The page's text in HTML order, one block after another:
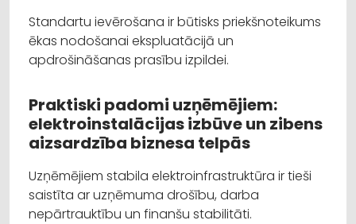
Standartu ievērošana ir būtisks priekšnoteikums
ēkas nodošanai ekspluatācijā un
apdrošināšanas prasību izpildei.
Praktiski padomi uzņēmējiem:
elektroinstalācijas izbūve un zibens
aizsardzība biznesa telpās
Uzņēmējiem stabila elektroinfrastruktūra ir tieši
saistīta ar uzņēmuma drošību, darba
nepārtrauktību un finanšu stabilitāti.